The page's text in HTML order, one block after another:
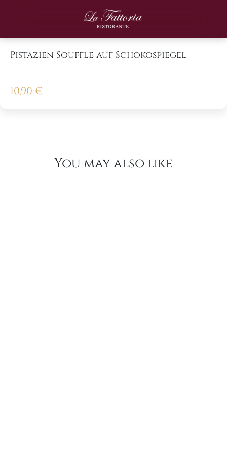
Pistazien Souffle auf Schokospiegel
10,90 €
You may also like